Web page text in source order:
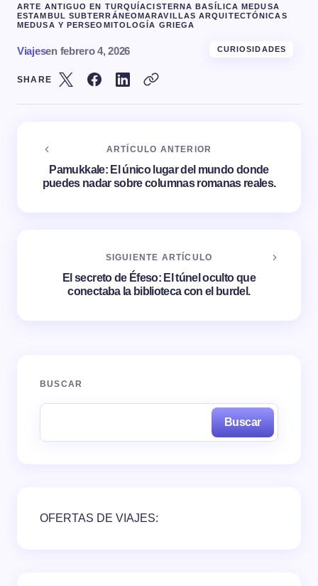
ARTE ANTIGUO EN TURQUÍACISTERNA BASÍLICA MEDUSA
ESTAMBUL SUBTERRÁNEOMARAVILLAS ARQUITECTÓNICAS
MEDUSA Y PERSEO MITOLOGÍA GRIEGA
Viajesen febrero 4, 2026 CURIOSIDADES
SHARE
ARTÍCULO ANTERIOR
Pamukkale: El único lugar del mundo donde
puedes nadar sobre columnas romanas reales.
SIGUIENTE ARTÍCULO
El secreto de Éfeso: El túnel oculto que
conectaba la biblioteca con el burdel.
BUSCAR
Buscar
OFERTAS DE VIAJES: